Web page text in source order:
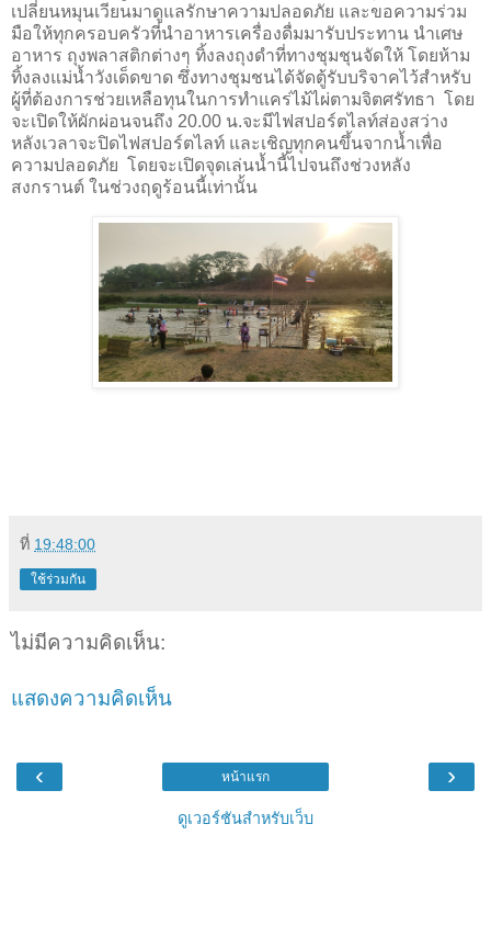
เปลี่ยนหมุนเวียนมาดูแลรักษาความปลอดภัย และขอความร่วม
มือให้ทุกครอบครัวที่นำอาหารเครื่องดื่มมารับประทาน นำเศษ
อาหาร ถุงพลาสติกต่างๆ ทิ้งลงถุงดำที่ทางชุมชุนจัดให้ โดยห้าม
ทิ้งลงแม่น้ำวังเด็ดขาด ซึ่งทางชุมชนได้จัดตู้รับบริจาคไว้สำหรับ
ผู้ที่ต้องการช่วยเหลือทุนในการทำแคร่ไม้ไผ่ตามจิตศรัทธา โดย
จะเปิดให้ผักผ่อนจนถึง 20.00 น.จะมีไฟสปอร์ตไลท์ส่องสว่าง
หลังเวลาจะปิดไฟสปอร์ตไลท์ และเชิญทุกคนขึ้นจากน้ำเพื่อ
ความปลอดภัย โดยจะเปิดจุดเล่นน้ำนี้ไปจนถึงช่วงหลัง
สงกรานต์ ในช่วงฤดูร้อนนี้เท่านั้น
ที่ 19:48:00
ใช้ร่วมกัน
ไม่มีความคิดเห็น:
แสดงความคิดเห็น
‹ ›
หน้าแรก
ดูเวอร์ชันสำหรับเว็บ